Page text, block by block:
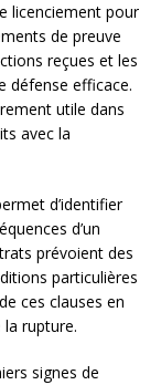
licenciement pour
de preuve
reçues et les
défense efficace.
utile dans
avec la
d’identifier
d’un
prévoient des
particulières
ces clauses en
rupture.
signes de